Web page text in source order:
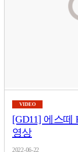
VIDEO
[GD11] 에스떼
영상
2022-06-22